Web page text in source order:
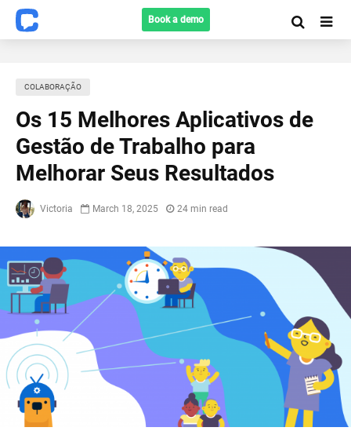
Book a demo
COLABORAÇÃO
Os 15 Melhores Aplicativos de
Gestão de Trabalho para
Melhorar Seus Resultados
Victoria March 18, 2025 24 min read